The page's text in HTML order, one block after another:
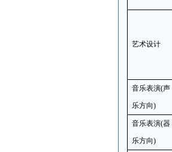
艺术设计
音乐表演(声
乐方向)
音乐表演(器
乐方向)